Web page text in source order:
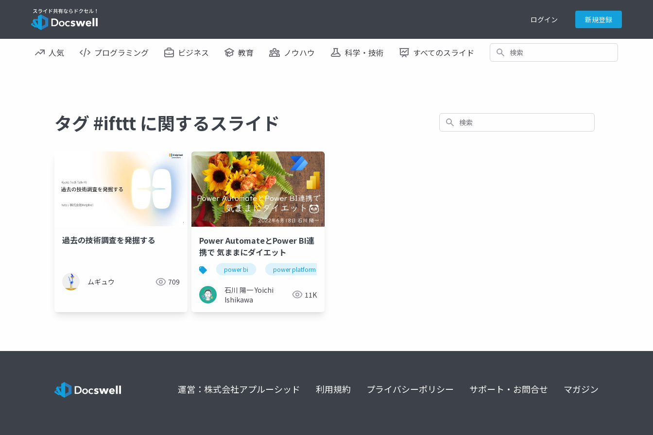
ログイン 新規登録
人気 プログラミング ビジネス 教育 ノウハウ 科学・技術 すべてのスライド 検索
タグ #ifttt に関するスライド 検索
過去の技術調査を発掘する
ムギュウ 709
Power AutomateとPower BI連
携で 気ままにダイエット
power bi power platform
石川 陽一 Yoichi
Ishikawa
11K
運営：株式会社アプルーシッド 利用規約 プライバシーポリシー サポート・お問合せ マガジン